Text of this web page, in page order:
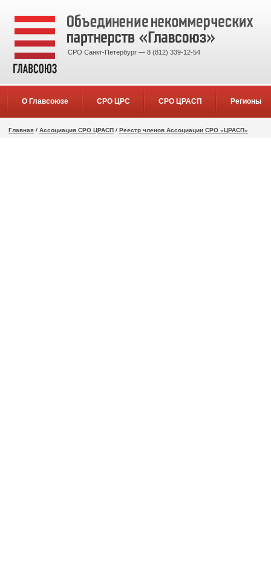
СРО Санкт-Петербург — 8 (812) 339-12-54
О Главсоюзе СРО ЦРС СРО ЦРАСП Регионы
Главная / Ассоциация СРО ЦРАСП / Реестр членов Ассоциации СРО «ЦРАСП»